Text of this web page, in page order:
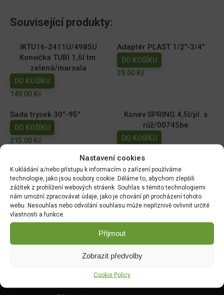
Nastavení cookies
K ukládání a/nebo přístupu k informacím o zařízení používáme
technologie, jako jsou soubory cookie. Děláme to, abychom zlepšili
zážitek z prohlížení webových stráenk. Souhlas s těmito technologiemi
nám umožní zpracovávat údaje, jako je chování při procházení tohoto
webu. Nesouhlas nebo odvolání souhlasu může nepříznivě ovlivnit určité
vlastnosti a funkce.
Přijmout
Zobrazit předvolby
Cookie Policy
Související produkty:
IKTU16-2411U/4985U
Konvička TUBI 1,6l tm.
zelená/marsala
DO KOŠÍKU
149.00 Kč
Adaptér PLAST 1/2"-3/4"
DO KOŠÍKU
29.00 Kč
Sada trysek 30°-95°
DO KOŠÍKU
215.00 Kč
Konev SPRING 4,5l/pl. s
růž/00745be
DO KOŠÍKU
Konvička SPRING 2,5l pl. s
růž/zelená
DO KOŠÍKU
89.00Kč
Konvička SPRING 2,5l pl. s
růž/béžová
DO KOŠÍKU
89.00Kč
DOPRAVA ZDARMA OD 1500 KČ
30 Kg,je zdarma.